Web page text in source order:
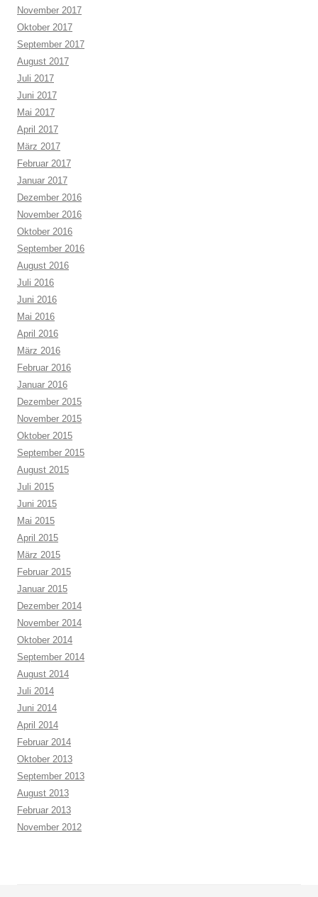
November 2017
Oktober 2017
September 2017
August 2017
Juli 2017
Juni 2017
Mai 2017
April 2017
März 2017
Februar 2017
Januar 2017
Dezember 2016
November 2016
Oktober 2016
September 2016
August 2016
Juli 2016
Juni 2016
Mai 2016
April 2016
März 2016
Februar 2016
Januar 2016
Dezember 2015
November 2015
Oktober 2015
September 2015
August 2015
Juli 2015
Juni 2015
Mai 2015
April 2015
März 2015
Februar 2015
Januar 2015
Dezember 2014
November 2014
Oktober 2014
September 2014
August 2014
Juli 2014
Juni 2014
April 2014
Februar 2014
Oktober 2013
September 2013
August 2013
Februar 2013
November 2012